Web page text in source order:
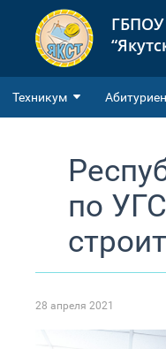
ГБПОУ
Техникум
по
28 апреля 2021